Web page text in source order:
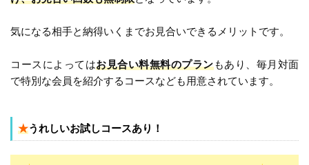
気になる相手と納得いくまでお見合いできるメリットです。
コースによってはお見合い料無料のプランもあり、毎月対面
で特別な会員を紹介するコースなども用意されています。
★うれしいお試しコースあり！